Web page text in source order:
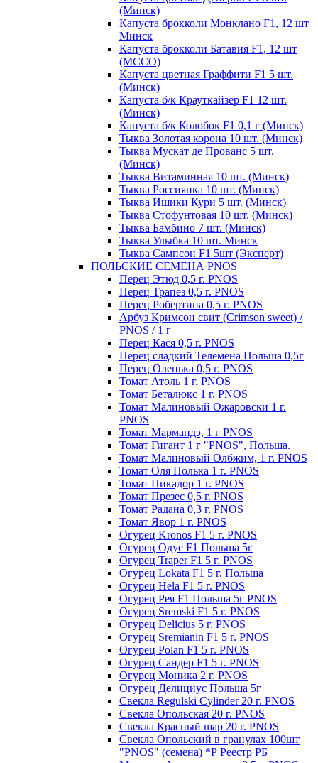
(Минск)
Капуста брокколи Монклано F1, 12 шт
Минск
Капуста брокколи Батавия F1, 12 шт
(МССО)
Капуста цветная Граффити F1 5 шт.
(Минск)
Капуста б/к Крауткайзер F1 12 шт.
(Минск)
Капуста б/к Колобок F1 0,1 г (Минск)
Тыква Золотая корона 10 шт. (Минск)
Тыква Мускат де Прованс 5 шт.
(Минск)
Тыква Витаминная 10 шт. (Минск)
Тыква Россиянка 10 шт. (Минск)
Тыква Ишики Кури 5 шт. (Минск)
Тыква Стофунтовая 10 шт. (Минск)
Тыква Бамбино 7 шт. (Минск)
Тыква Улыбка 10 шт. Минск
Тыква Сампсон F1 5шт (Эксперт)
ПОЛЬСКИЕ СЕМЕНА PNOS
Перец Этюд 0,5 г. PNOS
Перец Трапез 0,5 г. PNOS
Перец Робертина 0,5 г. PNOS
Арбуз Кримсон свит (Crimson sweet) /
PNOS / 1 г
Перец Кася 0,5 г. PNOS
Перец сладкий Телемена Польша 0,5г
Перец Оленька 0,5 г. PNOS
Томат Атоль 1 г. PNOS
Томат Беталюкс 1 г. PNOS
Томат Малиновый Ожаровски 1 г.
PNOS
Томат Мармандэ, 1 г PNOS
Томат Гигант 1 г "PNOS", Польша.
Томат Малиновый Олбжим, 1 г. PNOS
Томат Оля Полька 1 г. PNOS
Томат Пикадор 1 г. PNOS
Томат Презес 0,5 г. PNOS
Toмaт Рaдaнa 0,3 г. PNOS
Томат Явор 1 г. PNOS
Огурец Kronos F1 5 г. PNOS
Огурец Одус F1 Польша 5г
Огурец Traper F1 5 г. PNOS
Огурец Lokata F1 5 г. Польша
Огурец Hela F1 5 г. PNOS
Огурец Рея F1 Польша 5г PNOS
Огурец Sremski F1 5 г. PNOS
Огурец Delicius 5 г. PNOS
Огурец Sremianin F1 5 г. PNOS
Огурец Polan F1 5 г. PNOS
Огурец Сандер F1 5 г. PNOS
Огурец Моника 2 г. PNOS
Огурец Делициус Польша 5г
Свекла Regulski Cylinder 20 г. PNOS
Свекла Опольская 20 г. PNOS
Свекла Красный шар 20 г. PNOS
Свекла Опольский в гранулах 100шт
"PNOS" (семена) *Р Реестр РБ